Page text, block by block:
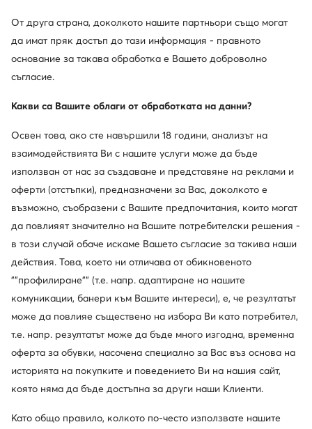
още 10% Код: SUMMER
Промоция
Дамска чанта · Черен
95,99
Редовна цена160,55 €-40%
още 25% Код: SUMMER
Нови
164,99
още 25% Код: SUMMER
Нови
Guess
Дамска чанта · Кремав
154,99 €
още 15% Код: SUMMER
Trending
Beverly Hills Polo Club
Дамска чанта · Тъмносин
44,99 €
От друга страна, доколкото нашите партньори също могат
да имат пряк достъп до тази информация - правното
основание за такава обработка е Вашето доброволно
съгласие.
Какви са Вашите облаги от обработката на данни?
Освен това, ако сте навършили 18 години, анализът на
взаимодействията Ви с нашите услуги може да бъде
използван от нас за създаване и представяне на реклами и
оферти (отстъпки), предназначени за Вас, доколкото е
възможно, съобразени с Вашите предпочитания, които могат
да повлияят значително на Вашите потребителски решения -
в този случай обаче искаме Вашето съгласие за такива наши
действия. Това, което ни отличава от обикновеното
""профилиране"" (т.е. напр. адаптиране на нашите
комуникации, банери към Вашите интереси), е, че резултатът
може да повлияе съществено на избора Ви като потребител,
т.е. напр. резултатът може да бъде много изгодна, временна
оферта за обувки, насочена специално за Вас въз основа на
историята на покупките и поведението Ви на нашия сайт,
която няма да бъде достъпна за други наши Клиенти.
Като общо правило, колкото по-често използвате нашите